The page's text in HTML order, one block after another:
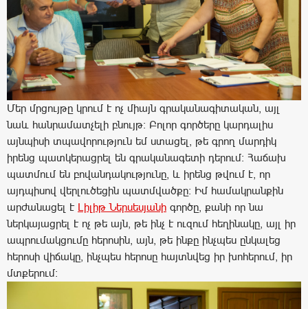
Մեր մրցույթը կրում է ոչ միայն գրականագիտական, այլ
նաև հանրամատչելի բնույթ: Բոլոր գործերը կարդալիս
այնպիսի տպավորություն եմ ստացել, թե գրող մարդիկ
իրենց պատկերացրել են գրականագետի դերում: Հաճախ
պատմում են բովանդակությունը, և իրենց թվում է, որ
այդպիսով վերլուծեցին պատմվածքը: Իմ համակրանքին
արժանացել է Լիլիթ Ներսեսյանի գործը, քանի որ նա
ներկայացրել է ոչ թե այն, թե ինչ է ուզում հեղինակը, այլ իր
ապրումակցումը հերոսին, այն, թե ինքը ինչպես ընկալեց
հերոսի վիճակը, ինչպես հերոսը հայտնվեց իր խոհերում, իր
մտքերում: